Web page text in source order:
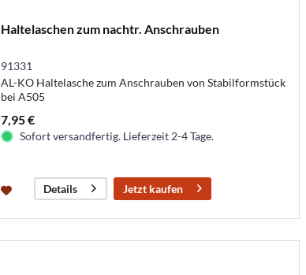
Haltelaschen zum nachtr. Anschrauben
91331
AL-KO Haltelasche zum Anschrauben von Stabilformstück
bei A505
7,95 €
Sofort versandfertig. Lieferzeit 2-4 Tage.
Details Jetzt kaufen